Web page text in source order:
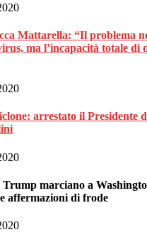
Mattarella: “Il problema
ma l’incapacità totale di
arrestato il Presidente
marciano a
affermazioni di frode